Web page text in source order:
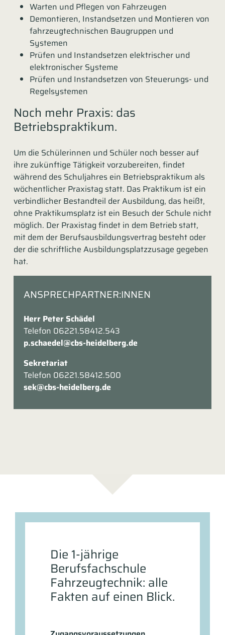
Warten und Pflegen von Fahrzeugen
Demontieren, Instandsetzen und Montieren von
fahrzeugtechnischen Baugruppen und
Systemen
Prüfen und Instandsetzen elektrischer und
elektronischer Systeme
Prüfen und Instandsetzen von Steuerungs- und
Regelsystemen
Noch mehr Praxis: das
Betriebspraktikum.
Um die Schülerinnen und Schüler noch besser auf
ihre zukünftige Tätigkeit vorzubereiten, findet
während des Schuljahres ein Betriebspraktikum als
wöchentlicher Praxistag statt. Das Praktikum ist ein
verbindlicher Bestandteil der Ausbildung, das heißt,
ohne Praktikumsplatz ist ein Besuch der Schule nicht
möglich. Der Praxistag findet in dem Betrieb statt,
mit dem der Berufsausbildungsvertrag besteht oder
der die schriftliche Ausbildungsplatzzusage gegeben
hat.
ANSPRECHPARTNER:INNEN
Herr Peter Schädel
Telefon 06221.58412.543
p.schaedel@cbs-heidelberg.de
Sekretariat
Telefon 06221.58412.500
sek@cbs-heidelberg.de
Die 1-jährige
Berufsfachschule
Fahrzeugtechnik: alle
Fakten auf einen Blick.